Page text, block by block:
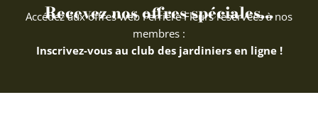
Recevez nos offres spéciales...
Accédez aux offres web Ferriere Fleurs réservées à nos
membres :
Inscrivez-vous au club des jardiniers en ligne !